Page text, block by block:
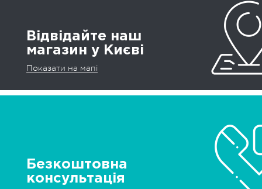
Відвідайте наш
магазин у Києві
Показати на мапі
Безкоштовна
консультація